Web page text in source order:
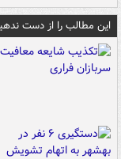
این مطالب را از دست